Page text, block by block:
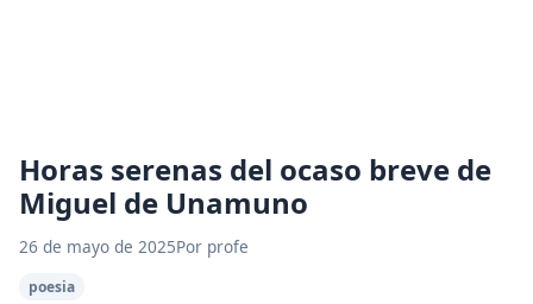
Horas serenas del ocaso breve de
Miguel de Unamuno
26 de mayo de 2025Por profe
poesia